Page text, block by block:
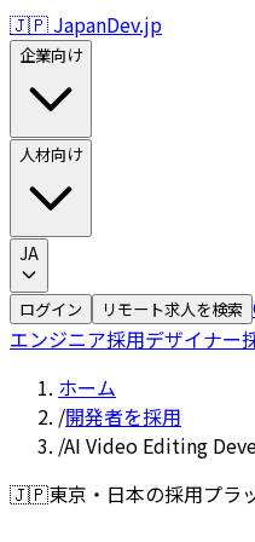
🇯🇵 JapanDev.jp
企業向け
人材向け
JA
ログイン リモート求人を検索
エンジニア採用デザイナー
ホーム
/開発者を採用
/AI Video Editing
🇯🇵東京・日本の採用プラ